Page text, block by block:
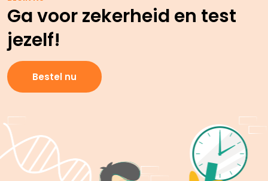
Ga voor zekerheid en test
jezelf!
Bestel nu